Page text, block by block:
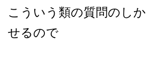
こういう類の質問のし
せるので